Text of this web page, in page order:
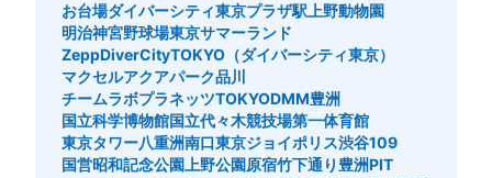
お台場ダイバーシティ東京プラザ駅 上野動物園
明治神宮野球場東京サマーランド
ZeppDiverCityTOKYO（ダイバーシティ東京）
マクセルアクアパーク品川
チームラボプラネッツTOKYODMM豊洲
国立科学博物館国立代々木競技場第一体育館
東京タワー八重洲南口東京ジョイポリス渋谷109
国営昭和記念公園 上野公園原宿竹下通り 豊洲PIT